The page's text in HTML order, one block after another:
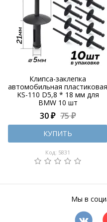
Клипса-заклепка
автомобильная пластиковая
KS-110 D5,8 * 18 мм для
BMW 10 шт
30 ₽ 75 ₽
КУПИТЬ
Код: 5831
Мы в